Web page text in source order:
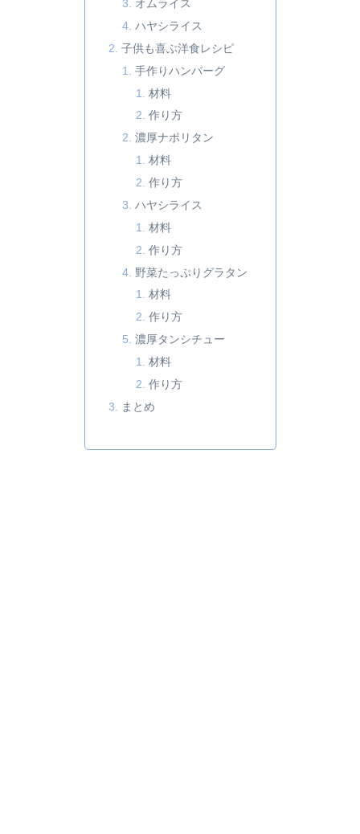
オムライス
ハヤシライス
子供も喜ぶ洋食レシピ
手作りハンバーグ
材料
作り方
濃厚ナポリタン
材料
作り方
ハヤシライス
材料
作り方
野菜たっぷりグラタン
材料
作り方
濃厚タンシチュー
材料
作り方
まとめ